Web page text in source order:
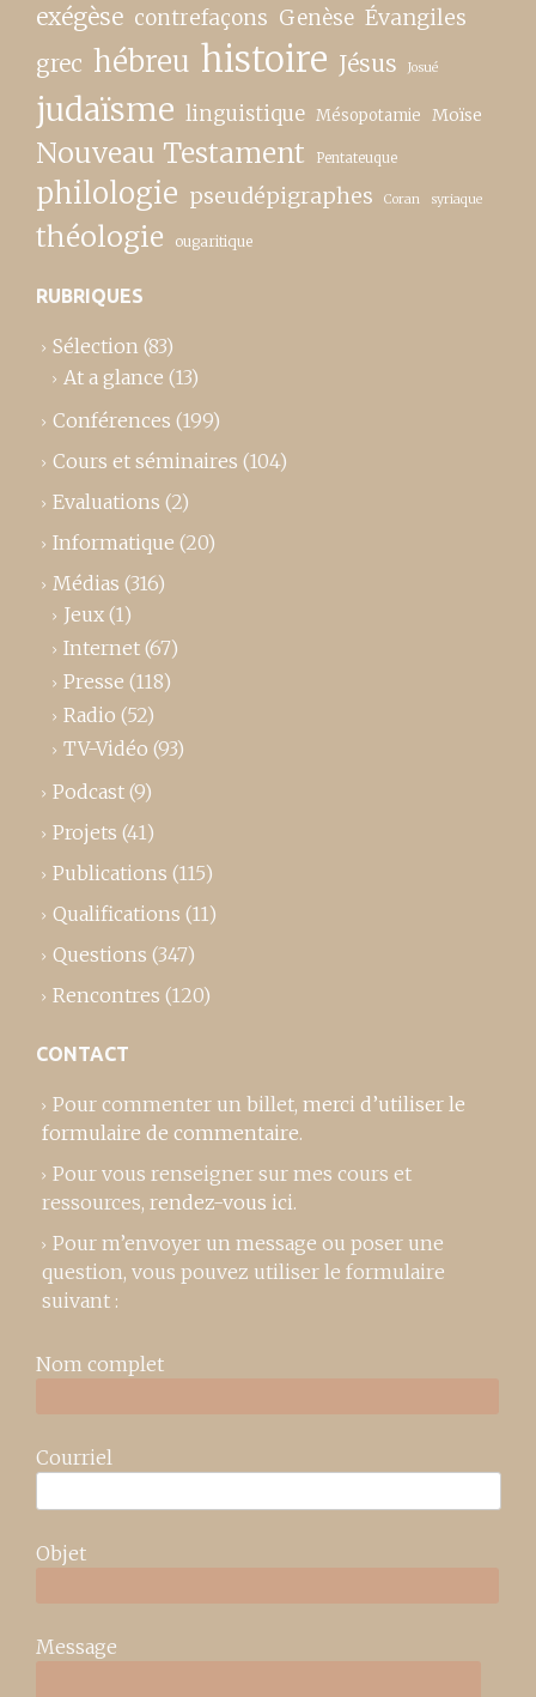
exégèse contrefaçons Genèse Évangiles
grec hébreu histoire Jésus Josué
judaïsme linguistique Mésopotamie Moïse
Nouveau Testament Pentateuque
philologie pseudépigraphes Coran syriaque
théologie ougaritique
RUBRIQUES
Sélection (83)
At a glance (13)
Conférences (199)
Cours et séminaires (104)
Evaluations (2)
Informatique (20)
Médias (316)
Jeux (1)
Internet (67)
Presse (118)
Radio (52)
TV-Vidéo (93)
Podcast (9)
Projets (41)
Publications (115)
Qualifications (11)
Questions (347)
Rencontres (120)
CONTACT
Pour commenter un billet, merci d’utiliser le
formulaire de commentaire.
Pour vous renseigner sur mes cours et
ressources, rendez-vous ici.
Pour m’envoyer un message ou poser une
question, vous pouvez utiliser le formulaire
suivant :
Nom complet
Courriel
Objet
Message